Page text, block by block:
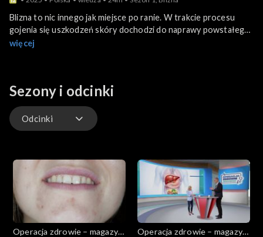
Blizna to nic innego jak miejsce po ranie. W trakcie procesu
gojenia się uszkodzeń skóry dochodzi do naprawy powstałego
ubytku, którego efektem jest właśnie blizna. Jednym z
trądzikowych, które dla wielu osób mogą stanowić ogromny
problem, opowiedzą specjaliści Kliniki Ambroziak Dermatologia
dr Aleksandra Rosiak-Buller oraz dr Julia Sieczych.
więcej
Sezony i odcinki
Odcinki
Operacja zdrowie – magazyn
Operacja zdrowie – magazyn